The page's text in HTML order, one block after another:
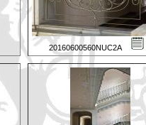
20160600560NUC2A